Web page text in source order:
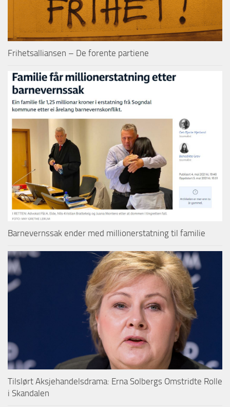
Frihetsalliansen – De forente partiene
Barnevernssak ender med millionerstatning til familie
Tilslørt Aksjehandelsdrama: Erna Solbergs Omstridte Rolle
i Skandalen